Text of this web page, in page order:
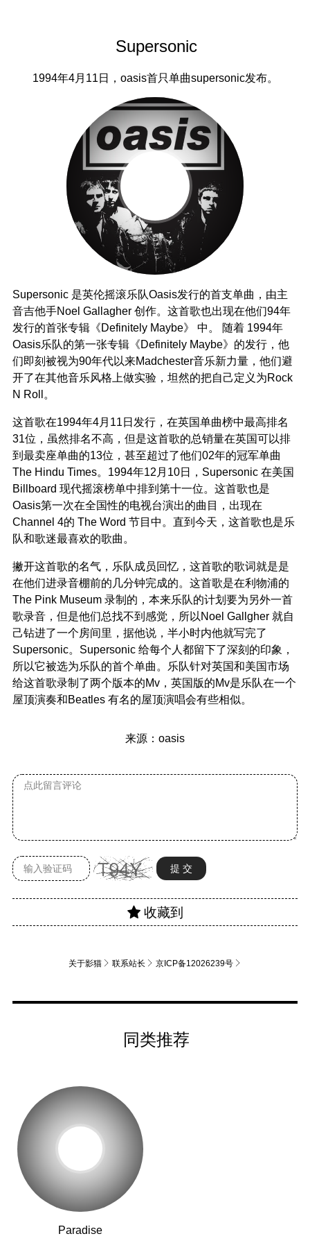
Supersonic
1994年4月11日，oasis首只单曲supersonic发布。
Supersonic 是英伦摇滚乐队oasis发行的首支单曲，由主
音吉他手Noel Gallagher 创作。这首歌也出现在他们94年
发行的首张专辑《Definitely Maybe》 中。 随着 1994年
Oasis乐队的第一张专辑《Definitely Maybe》的发行，他
们即刻被视为90年代以来Madchester音乐新力量，他们避
开了在其他音乐风格上做实验，坦然的把自己定义为rock
N Roll。
这首歌在1994年4月11日发行，在英国单曲榜中最高排名
31位，虽然排名不高，但是这首歌的总销量在英国可以排
到最卖座单曲的13位，甚至超过了他们02年的冠军单曲
The Hindu Times。1994年12月10日，supersonic 在美国
Billboard 现代摇滚榜单中排到第十一位。这首歌也是
Oasis第一次在全国性的电视台演出的曲目，出现在
Channel 4的 The Word 节目中。直到今天，这首歌也是乐
队和歌迷最喜欢的歌曲。
撇开这首歌的名气，乐队成员回忆，这首歌的歌词就是是
在他们进录音棚前的几分钟完成的。这首歌是在利物浦的
The Pink Museum 录制的，本来乐队的计划要为另外一首
歌录音，但是他们总找不到感觉，所以Noel Gallgher 就自
己钻进了一个房间里，据他说，半小时内他就写完了
Supersonic。Supersonic 给每个人都留下了深刻的印象，
所以它被选为乐队的首个单曲。乐队针对英国和美国市场
给这首歌录制了两个版本的mv，英国版的mv是乐队在一个
屋顶演奏和beatles 有名的屋顶演唱会有些相似。
来源：oasis
关于影猫 联系站长 京ICP备12026239号
同类推荐
Paradise